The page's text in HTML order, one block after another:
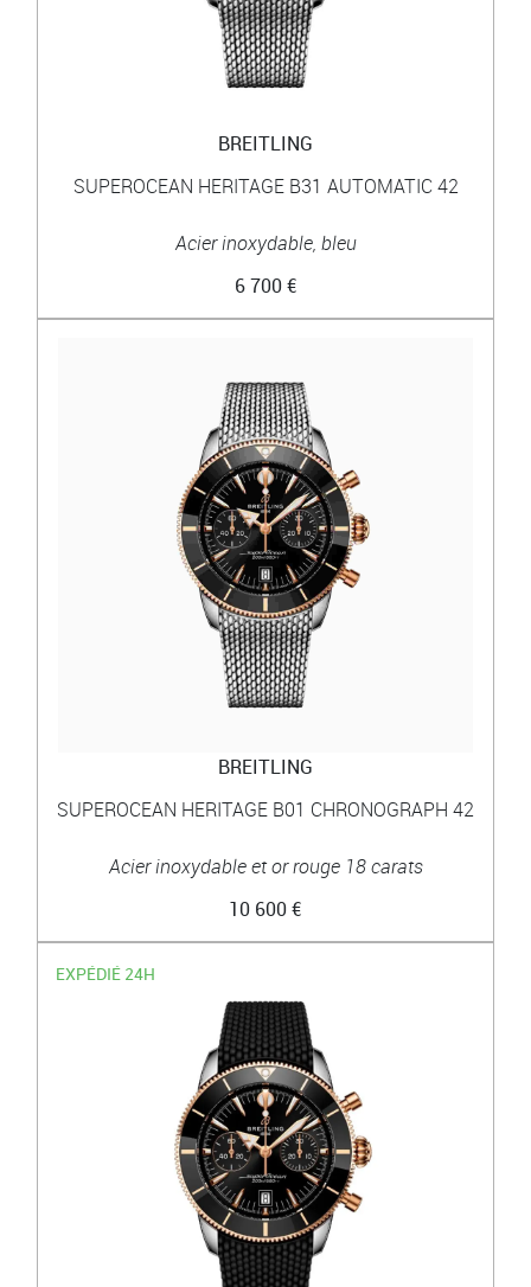
BREITLING
SUPEROCEAN HERITAGE B31 AUTOMATIC 42
Acier inoxydable, bleu
6 700 €
BREITLING
SUPEROCEAN HERITAGE B01 CHRONOGRAPH 42
Acier inoxydable et or rouge 18 carats
10 600 €
EXPÉDIÉ 24H